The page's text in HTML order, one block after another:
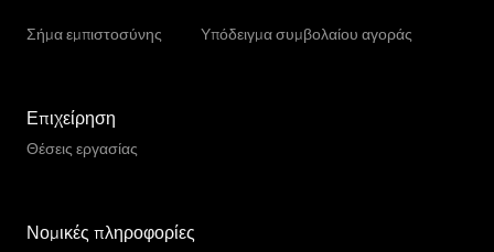
Σήμα εμπιστοσύνης Υπόδειγμα συμβολαίου αγοράς
Επιχείρηση
Θέσεις εργασίας
Νομικές πληροφορίες